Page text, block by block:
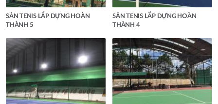
SÂN TENIS LẮP DỰNG HOÀN
THÀNH 5
SÂN TENIS LẮP DỰNG HOÀN
THÀNH 4